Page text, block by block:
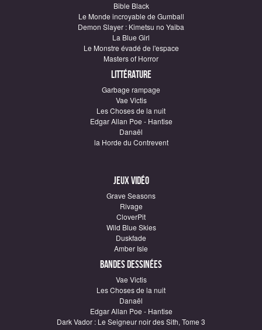
Bible Black
Le Monde incroyable de Gumball
Demon Slayer : Kimetsu no Yaiba
La Blue Girl
Le Monstre évadé de l'espace
Masters of Horror
Littérature
Garbage rampage
Vae Victis
Les Choses de la nuit
Edgar Allan Poe - Hantise
Danaël
la Horde du Contrevent
Jeux vidéo
Grave Seasons
Rivage
CloverPit
Wild Blue Skies
Duskfade
Amber Isle
Bandes dessinées
Vae Victis
Les Choses de la nuit
Danaël
Edgar Allan Poe - Hantise
Dark Vador : Le Seigneur noir des Sith, Tome 3